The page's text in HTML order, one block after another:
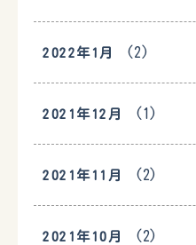
2022年1月 (2)
2021年12月 (1)
2021年11月 (2)
2021年10月 (2)